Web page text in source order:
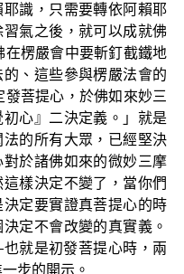
識，只需要轉依阿賴耶
氣之後，就可以成就佛
楞嚴會中要斬釘截鐵地
、這些參與楞嚴法會的
菩提心，於佛如來妙三
心』二決定義。」就是
的所有大眾，已經堅決
於諸佛如來的微妙三摩
樣決定不變了，當你們
定要實證真菩提心的時
定不會改變的真實義。
就是初發菩提心時，兩
步的開示。